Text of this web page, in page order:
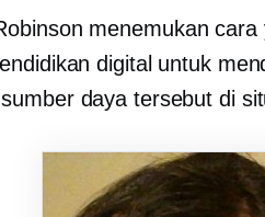
menemukan
digital untuk
daya tersebut di